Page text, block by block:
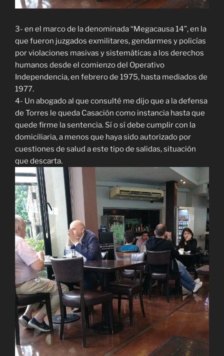
3- en el marco de la denominada “Megacausa 14”, en la
que fueron juzgados exmilitares, gendarmes y policías
por violaciones masivas y sistemáticas a los derechos
humanos desde el comienzo del Operativo
Independencia, en febrero de 1975, hasta mediados de
1977.
4- Un abogado al que consulté me dijo que a la defensa
de Torres le queda Casación como instancia hasta que
quede firme la sentencia. Sí o sí debe cumplir con la
domiciliaria, a menos que haya sido autorizado por
cuestiones de salud a este tipo de salidas, situación
que descarta.